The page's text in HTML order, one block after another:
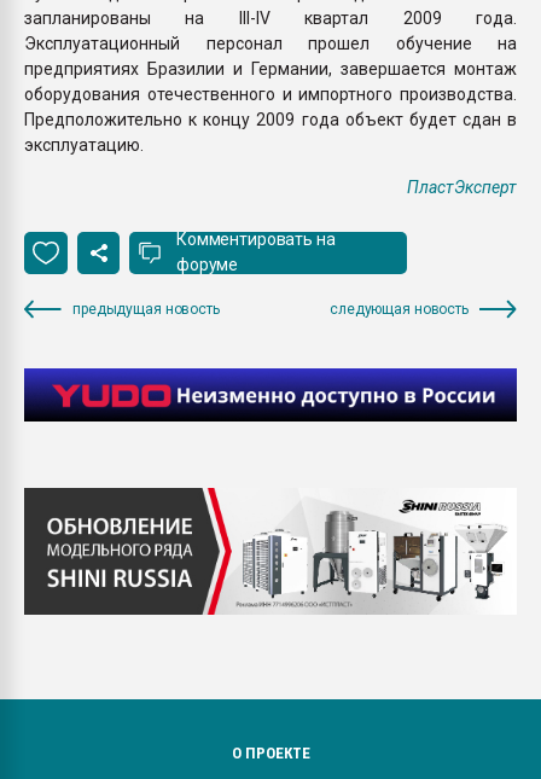
запланированы на III-IV квартал 2009 года.
Эксплуатационный персонал прошел обучение на
предприятиях Бразилии и Германии, завершается монтаж
оборудования отечественного и импортного производства.
Предположительно к концу 2009 года объект будет сдан в
эксплуатацию.
ПластЭксперт
Комментировать на
форуме
предыдущая новость следующая новость
О ПРОЕКТЕ